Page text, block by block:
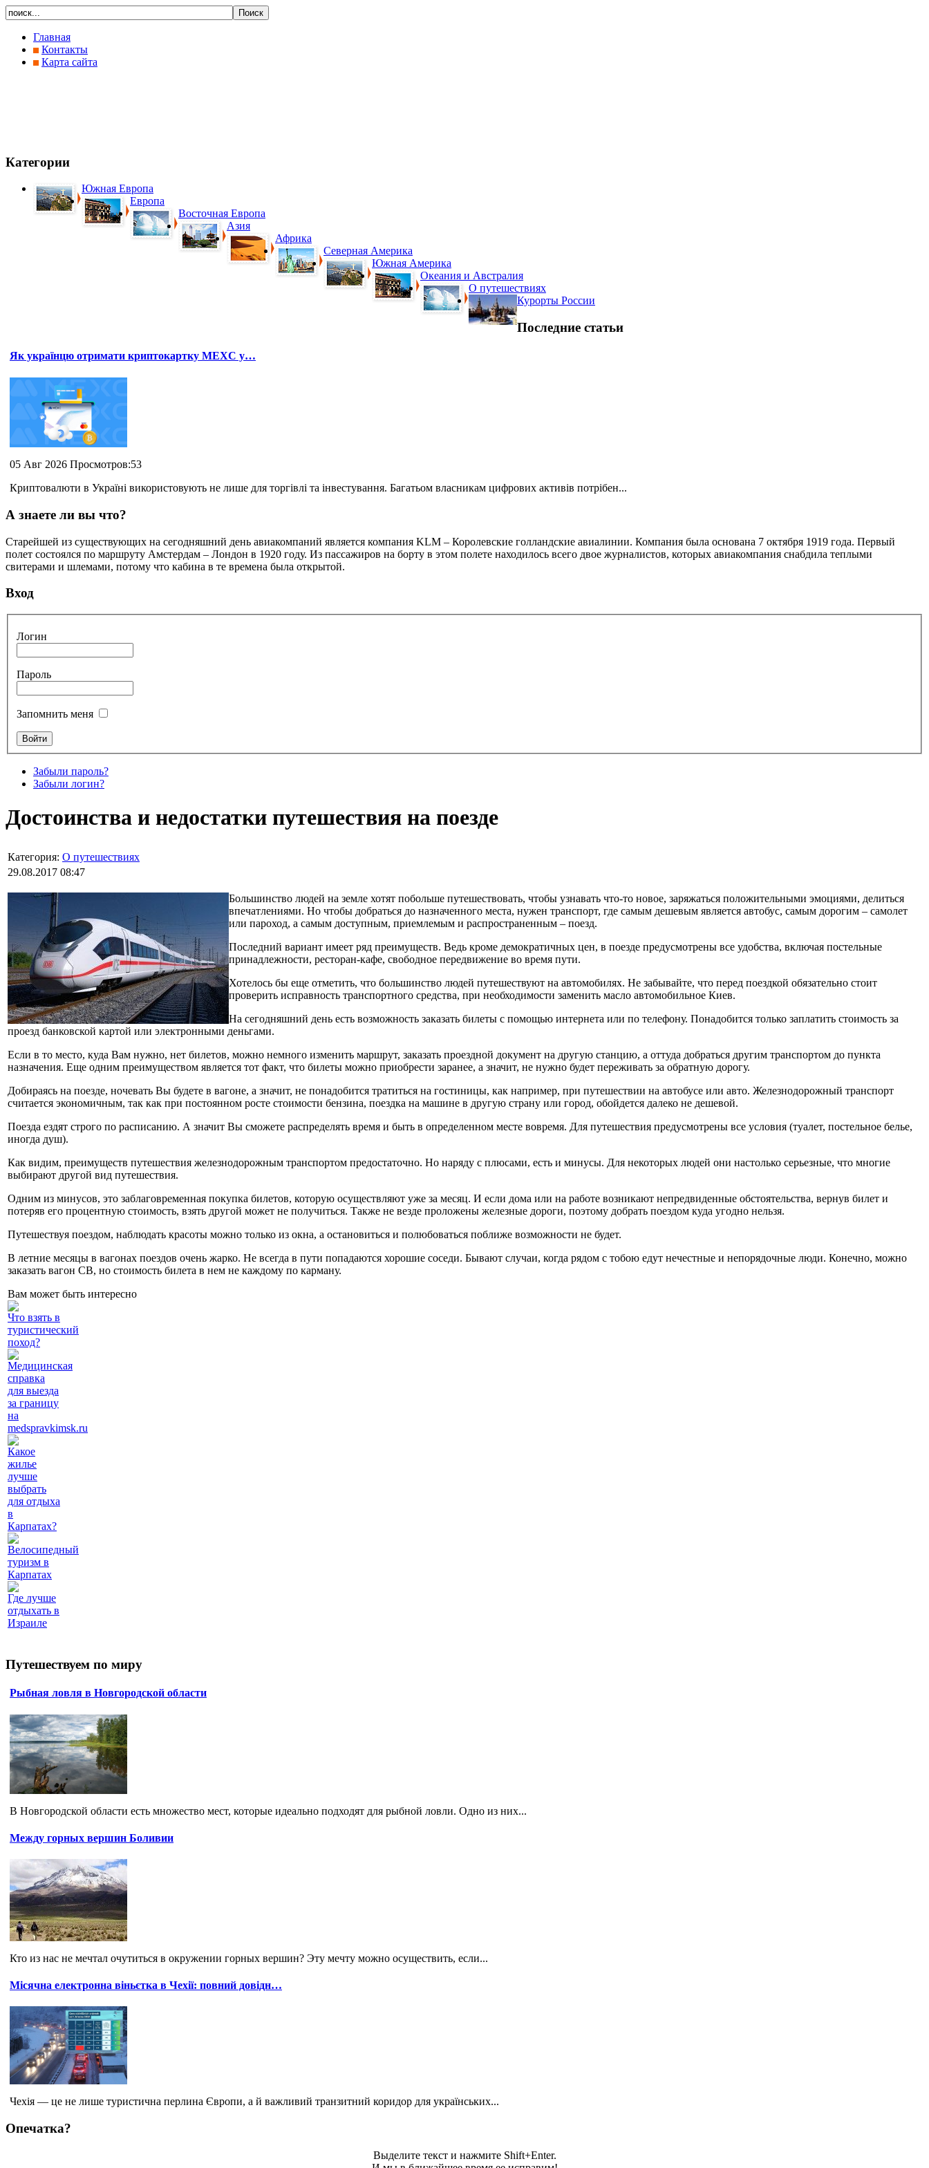
Главная
Контакты
Карта сайта
Категории
Южная Европа
Европа
Восточная Европа
Азия
Африка
Северная Америка
Южная Америка
Океания и Австралия
О путешествиях
Курорты России
Последние статьи
Як українцю отримати криптокартку MEXC у…
05 Авг 2026 Просмотров:53
Криптовалюти в Україні використовують не лише для торгівлі та інвестування. Багатьом власникам цифрових активів потрібен...
А знаете ли вы что?
Cтарейшей из существующих на сегодняшний день авиакомпаний является компания KLM – Королевские голландские авиалинии. Компания была основана 7 октября 1919 года. Первый
полет состоялся по маршруту Амстердам – Лондон в 1920 году. Из пассажиров на борту в этом полете находилось всего двое журналистов, которых авиакомпания снабдила теплыми
свитерами и шлемами, потому что кабина в те времена была открытой.
Вход
Логин
Пароль
Запомнить меня
Забыли пароль?
Забыли логин?
Достоинства и недостатки путешествия на поезде
Категория: О путешествиях
29.08.2017 08:47
Большинство людей на земле хотят побольше путешествовать, чтобы узнавать что-то новое, заряжаться положительными эмоциями, делиться
впечатлениями. Но чтобы добраться до назначенного места, нужен транспорт, где самым дешевым является автобус, самым дорогим – самолет
или пароход, а самым доступным, приемлемым и распространенным – поезд.
Последний вариант имеет ряд преимуществ. Ведь кроме демократичных цен, в поезде предусмотрены все удобства, включая постельные
принадлежности, ресторан-кафе, свободное передвижение во время пути.
Хотелось бы еще отметить, что большинство людей путешествуют на автомобилях. Не забывайте, что перед поездкой обязательно стоит
проверить исправность транспортного средства, при необходимости заменить масло автомобильное Киев.
На сегодняшний день есть возможность заказать билеты с помощью интернета или по телефону. Понадобится только заплатить стоимость за
проезд банковской картой или электронными деньгами.
Если в то место, куда Вам нужно, нет билетов, можно немного изменить маршрут, заказать проездной документ на другую станцию, а оттуда добраться другим транспортом до пункта
назначения. Еще одним преимуществом является тот факт, что билеты можно приобрести заранее, а значит, не нужно будет переживать за обратную дорогу.
Добираясь на поезде, ночевать Вы будете в вагоне, а значит, не понадобится тратиться на гостиницы, как например, при путешествии на автобусе или авто. Железнодорожный транспорт
считается экономичным, так как при постоянном росте стоимости бензина, поездка на машине в другую страну или город, обойдется далеко не дешевой.
Поезда ездят строго по расписанию. А значит Вы сможете распределять время и быть в определенном месте вовремя. Для путешествия предусмотрены все условия (туалет, постельное белье,
иногда душ).
Как видим, преимуществ путешествия железнодорожным транспортом предостаточно. Но наряду с плюсами, есть и минусы. Для некоторых людей они настолько серьезные, что многие
выбирают другой вид путешествия.
Одним из минусов, это заблаговременная покупка билетов, которую осуществляют уже за месяц. И если дома или на работе возникают непредвиденные обстоятельства, вернув билет и
потеряв его процентную стоимость, взять другой может не получиться. Также не везде проложены железные дороги, поэтому добрать поездом куда угодно нельзя.
Путешествуя поездом, наблюдать красоты можно только из окна, а остановиться и полюбоваться поближе возможности не будет.
В летние месяцы в вагонах поездов очень жарко. Не всегда в пути попадаются хорошие соседи. Бывают случаи, когда рядом с тобою едут нечестные и непорядочные люди. Конечно, можно
заказать вагон СВ, но стоимость билета в нем не каждому по карману.
Вам может быть интересно
Что взять в
туристический
поход?
Медицинская
справка
для выезда
за границу
на
medspravkimsk.ru
Какое
жилье
лучше
выбрать
для отдыха
в
Карпатах?
Велосипедный
туризм в
Карпатах
Где лучше
отдыхать в
Израиле
Путешествуем по миру
Рыбная ловля в Новгородской области
В Новгородской области есть множество мест, которые идеально подходят для рыбной ловли. Одно из них...
Между горных вершин Боливии
Кто из нас не мечтал очутиться в окружении горных вершин? Эту мечту можно осуществить, если...
Місячна електронна віньєтка в Чехії: повний довідн…
Чехія — це не лише туристична перлина Європи, а й важливий транзитний коридор для українських...
Опечатка?
Выделите текст и нажмите Shift+Enter.